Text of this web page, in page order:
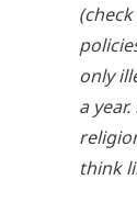
only
a
think